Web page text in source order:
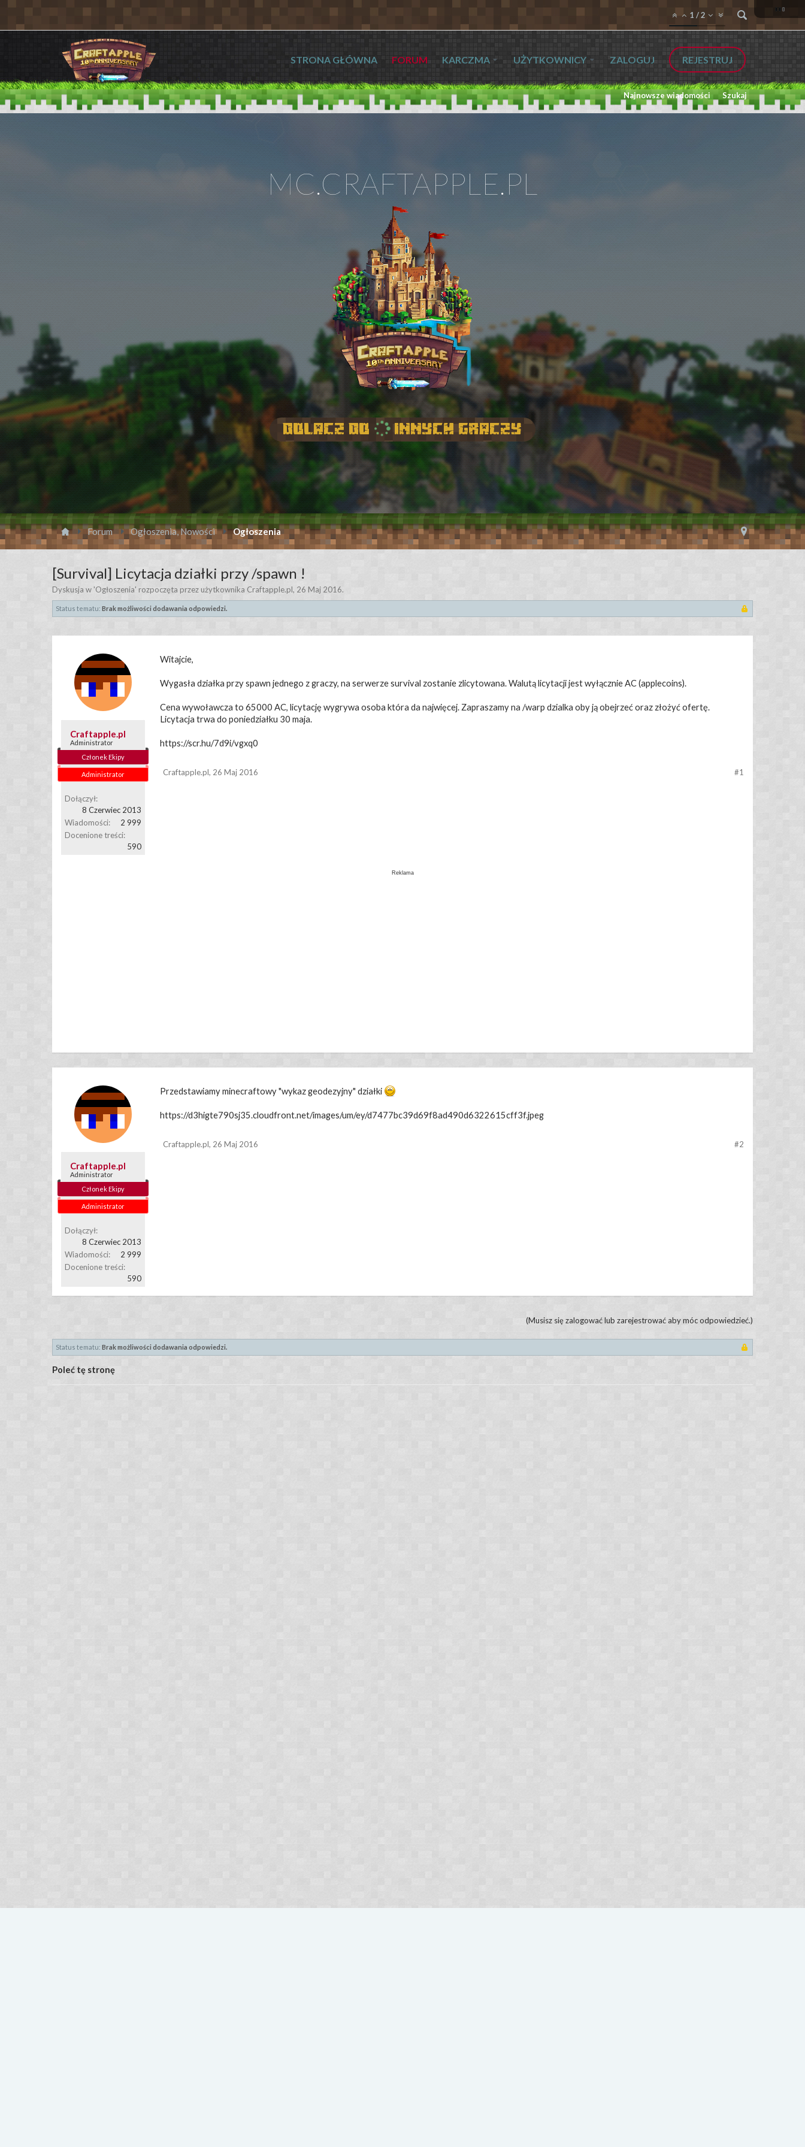
1 /2
STRONA GŁÓWNA FORUM
Szukaj
Najnowsze wiadomości
KARCZMA UŻYTKOWNICY ZALOGUJ REJESTRUJ
MC.CRAFTAPPLE.PL
Dolacz do innych graczy
Forum Ogłoszenia, Nowości Ogłoszenia
[Survival] Licytacja działki przy /spawn !
Dyskusja w 'Ogłoszenia' rozpoczęta przez użytkownika Craftapple.pl, 26 Maj 2016.
Status tematu: Brak możliwości dodawania odpowiedzi.
Craftapple.pl
Administrator
Członek Ekipy
Administrator
Dołączył:
8 Czerwiec 2013
Wiadomości:
2 999
Docenione treści:
590
Witajcie,
Wygasła działka przy spawn jednego z graczy, na serwerze survival zostanie zlicytowana. Walutą licytacji jest wyłącznie AC (applecoins).
Cena wywoławcza to 65000 AC, licytację wygrywa osoba która da najwięcej. Zapraszamy na /warp dzialka oby ją obejrzeć oraz złożyć ofertę.
Licytacja trwa do poniedziałku 30 maja.
https://scr.hu/7d9i/vgxq0
#1
Craftapple.pl, 26 Maj 2016
Reklama
Craftapple.pl
Administrator
Członek Ekipy
Administrator
Dołączył:
8 Czerwiec 2013
Wiadomości:
2 999
Docenione treści:
590
Przedstawiamy minecraftowy "wykaz geodezyjny" działki
https://d3higte790sj35.cloudfront.net/images/um/ey/d7477bc39d69f8ad490d6322615cff3f.jpeg
#2
Craftapple.pl, 26 Maj 2016
(Musisz się zalogować lub zarejestrować aby móc odpowiedzieć.)
Status tematu: Brak możliwości dodawania odpowiedzi.
Poleć tę stronę